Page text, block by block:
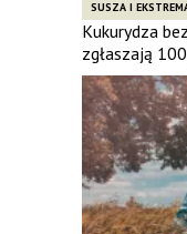
SUSZA I
Kukurydza
zgłaszają